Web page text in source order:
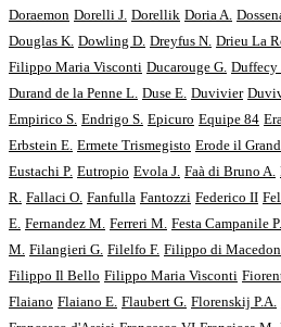
Doraemon Dorelli J. Dorellik Doria A.
Douglas K. Dowling D. Dreyfus N. Drieu La
Filippo Maria Visconti Ducarouge G. Duffecy
Durand de la Penne L. Duse E. Duvivier
Empirico S. Endrigo S. Epicuro Equipe 84
Erbstein E. Ermete Trismegisto Erode il
Eustachi P. Eutropio Evola J. Faà di Bruno A.
R. Fallaci O. Fanfulla Fantozzi Federico II
E. Fernandez M. Ferreri M. Festa Campanile P.
M. Filangieri G. Filelfo F. Filippo di
Filippo Il Bello Filippo Maria Visconti
Flaiano Flaiano E. Flaubert G. Florenskij P.A.